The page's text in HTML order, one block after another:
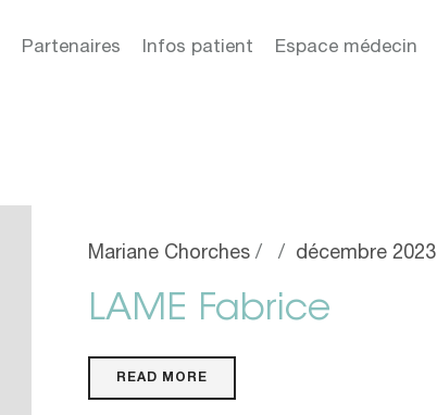
Partenaires Infos patient Espace médecin
Mariane Chorches décembre 2023
LAME Fabrice
READ MORE